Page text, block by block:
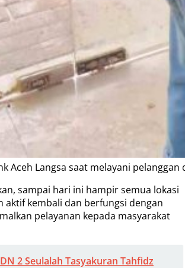
Aceh Langsa saat melayani
sampai hari ini hampir semua lokasi
aktif kembali dan berfungsi dengan
pelayanan kepada masyarakat
2 Seulalah Tasyakuran Tahfidz